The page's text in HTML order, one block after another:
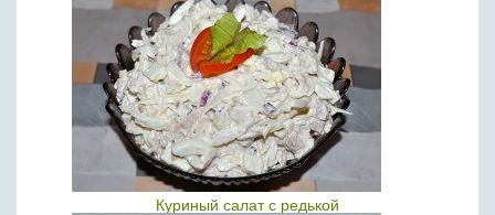
Куриный салат с редькой